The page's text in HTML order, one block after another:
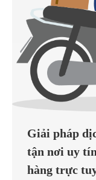
Giải pháp
tận nơi uy
hàng trực